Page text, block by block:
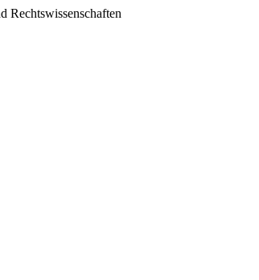
Rechtswissenschaften